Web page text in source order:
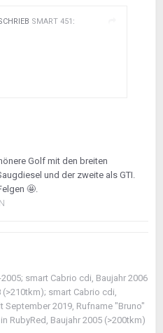
SMART 451 :
Golf mit den breiten
und der zweite als GTI.
🤩.
smart Cabrio cdi, Baujahr 2006
smart Cabrio cdi,
September 2019, Rufname "Bruno"
RubyRed, Baujahr 2005 (>200tkm)